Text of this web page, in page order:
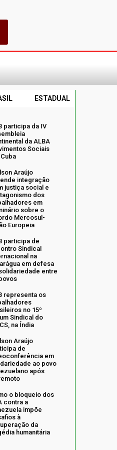
ESTADUAL
participa da IV
da ALBA
Sociais
Araújo
integração
justiça social e
dos
em
sobre o
Mercosul-
Europeia
participa de
Sindical
na
em defesa
entre
representa os
no 15º
Sindical do
na Índia
Araújo
de
em
ao povo
após
o bloqueio dos
contra a
impõe
à
da
humanitária